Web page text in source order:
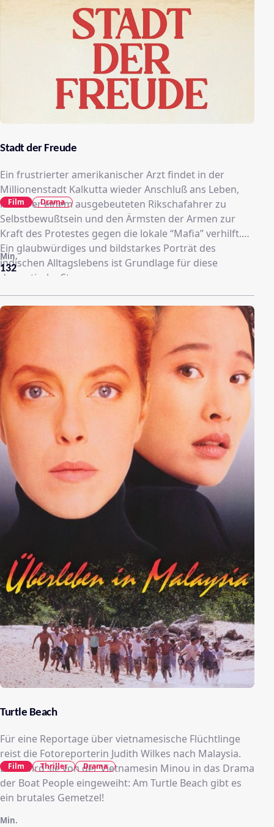
Stadt der Freude
Ein frustrierter amerikanischer Arzt findet in der
Millionenstadt Kalkutta wieder Anschluß ans Leben,
indem er einem ausgebeuteten Rikschafahrer zu
Selbstbewußtsein und den Ärmsten der Armen zur
Kraft des Protestes gegen die lokale “Mafia” verhilft.
Ein glaubwürdiges und bildstarkes Porträt des
indischen Alltagslebens ist Grundlage für diese
dramatische Story.
132
Min.
Film Drama
Turtle Beach
Für eine Reportage über vietnamesische Flüchtlinge
reist die Fotoreporterin Judith Wilkes nach Malaysia.
Dort wird sie von der Vietnamesin Minou in das Drama
der Boat People eingeweiht: Am Turtle Beach gibt es
ein brutales Gemetzel!
Min.
Film Thriller Drama